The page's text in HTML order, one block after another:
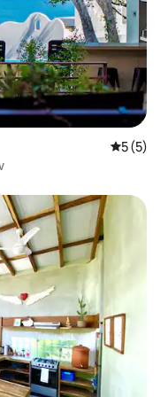
5 av 5 i
5 (5)